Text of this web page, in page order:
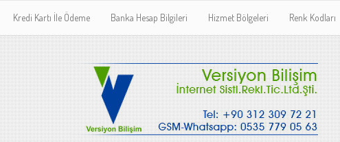
Kredi Kartı İle Ödeme Banka Hesap Bilgileri Hizmet Bölgeleri Renk Kodları